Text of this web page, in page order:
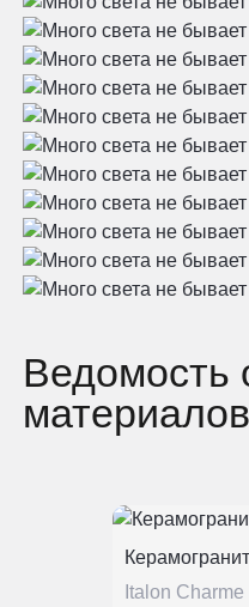
Ведомость
материалов
Керамогранит
Italon